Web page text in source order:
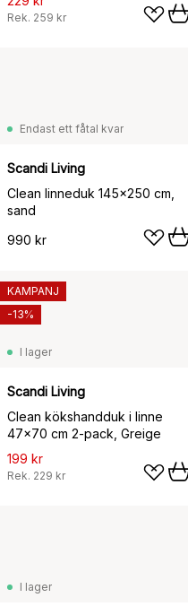
Rek. 259 kr
Endast ett fåtal kvar
Scandi Living
Clean linneduk 145x250 cm,
sand
990 kr
I lager
Scandi Living
Clean kökshandduk i linne
47x70 cm 2-pack, Greige
199 kr
Rek. 229 kr
KAMPANJ
-13%
I lager